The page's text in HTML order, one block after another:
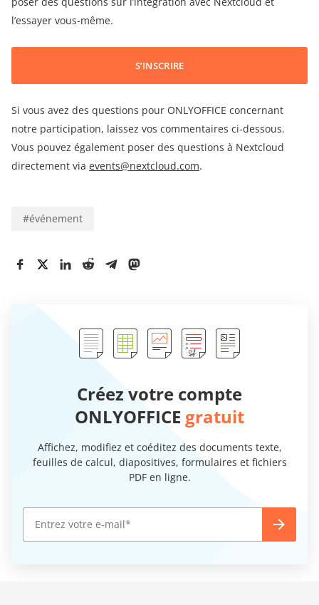
l’essayer vous-même.
S’INSCRIRE
Si vous avez des questions pour ONLYOFFICE concernant
notre participation, laissez vos commentaires ci-dessous.
Vous pouvez également poser des questions à Nextcloud
directement via events@nextcloud.com.
#événement
Créez votre compte
ONLYOFFICE gratuit
Affichez, modifiez et coéditez des documents texte,
feuilles de calcul, diapositives, formulaires et fichiers
PDF en ligne.